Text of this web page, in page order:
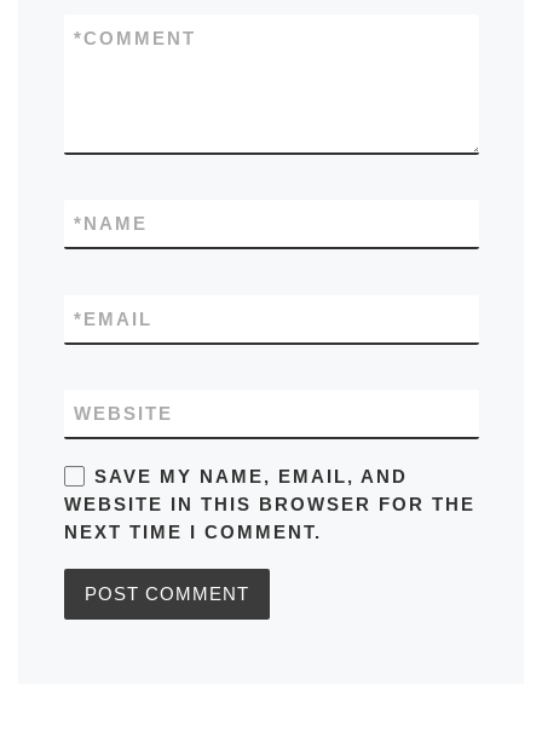
COMMENT
*
NAME
*
EMAIL
*
WEBSITE
SAVE MY NAME, EMAIL, AND
WEBSITE IN THIS BROWSER FOR THE
NEXT TIME I COMMENT.